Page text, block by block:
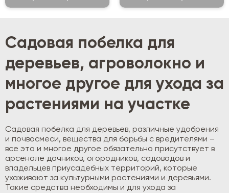
Садовая побелка для
деревьев, агроволокно и
многое другое для ухода за
растениями на участке
Садовая побелка для деревьев, различные удобрения
и почвосмеси, вещества для борьбы с вредителями –
все это и многое другое обязательно присутствует в
арсенале дачников, огородников, садоводов и
владельцев приусадебных территорий, которые
ухаживают за культурными растениями и деревьями.
Такие средства необходимы и для ухода за